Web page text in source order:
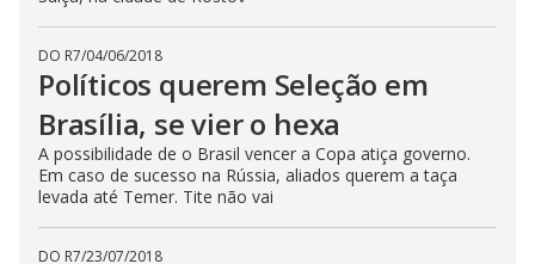
DO R7/04/06/2018
Políticos querem Seleção em
Brasília, se vier o hexa
A possibilidade de o Brasil vencer a Copa atiça governo.
Em caso de sucesso na Rússia, aliados querem a taça
levada até Temer. Tite não vai
DO R7/23/07/2018